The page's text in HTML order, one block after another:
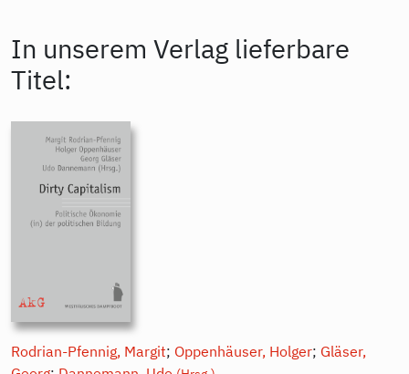
In unserem Verlag lieferbare
Titel:
Rodrian-Pfennig, Margit; Oppenhäuser, Holger; Gläser,